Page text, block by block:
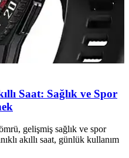
Saat: Sağlık ve Spor
gelişmiş sağlık ve spor
akıllı saat, günlük kullanım